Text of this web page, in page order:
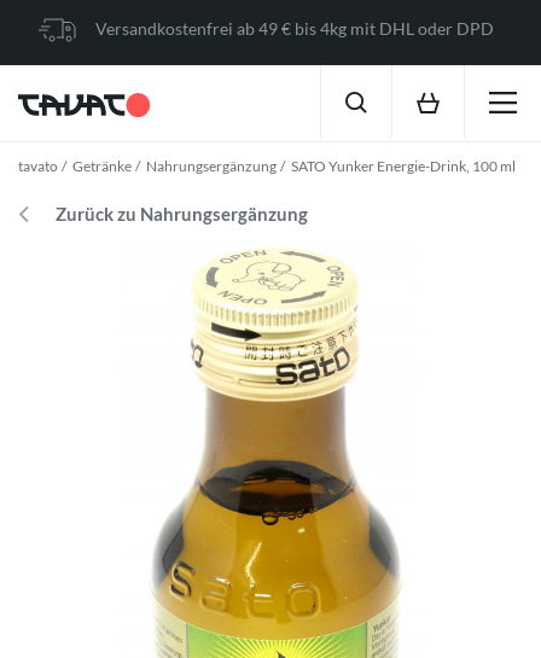
Versandkostenfrei ab 49 € bis 4kg mit DHL oder DPD
tavato Getränke Nahrungsergänzung SATO Yunker Energie-Drink, 100 ml
Zurück zu Nahrungsergänzung